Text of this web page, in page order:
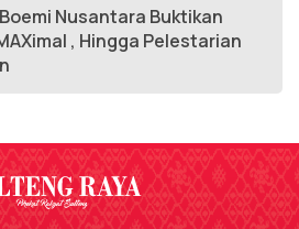
Nusantara Buktikan
, Hingga Pelestarian